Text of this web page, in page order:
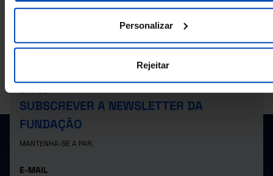
Personalizar
Rejeitar
15.506
2023
41.361 25.389
15.972
26.077 16.318
A PORDATA É UM PROJETO DA FUNDAÇÃO FRANCISCO MANUEL DOS
SANTOS.
SUBSCREVER A NEWSLETTER DA
FUNDAÇÃO
MANTENHA-SE A PAR.
E-MAIL